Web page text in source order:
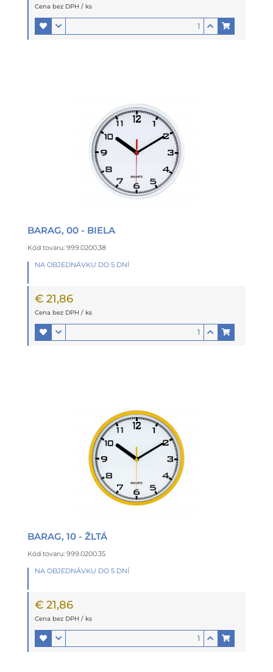
Cena bez DPH / ks
BARAG, 00 - BIELA
Kód tovaru: 999.0200.38
NA OBJEDNÁVKU DO 5 DNÍ
€ 21,86
Cena bez DPH / ks
BARAG, 10 - ŽLTÁ
Kód tovaru: 999.0200.35
NA OBJEDNÁVKU DO 5 DNÍ
€ 21,86
Cena bez DPH / ks